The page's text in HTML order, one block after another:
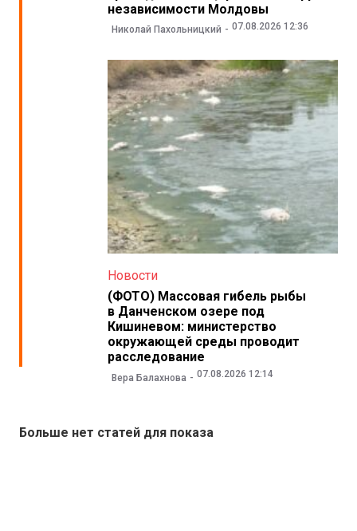
независимости Молдовы
Николай Пахольницкий 07.08.2026 12:36
Новости
(ФОТО) Массовая гибель рыбы
в Данченском озере под
Кишиневом: министерство
окружающей среды проводит
расследование
Вера Балахнова 07.08.2026 12:14
Больше нет статей для показа